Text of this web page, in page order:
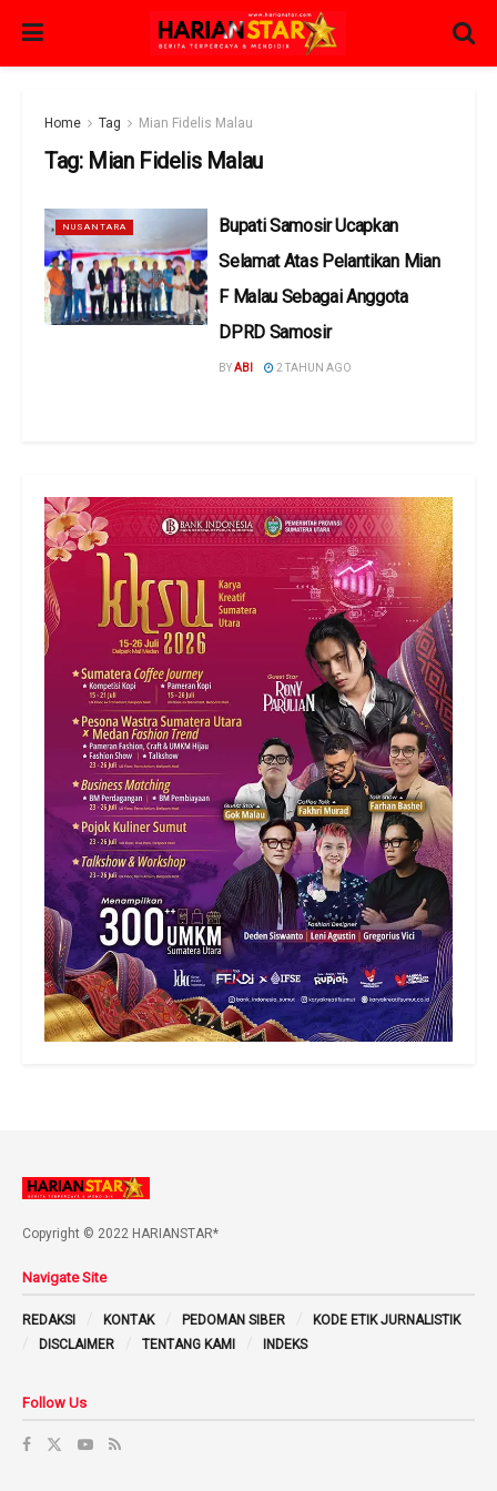
Home Tag Mian Fidelis Malau
Tag: Mian Fidelis Malau
NUSANTARA
Bupati Samosir Ucapkan
Selamat Atas Pelantikan Mian
F Malau Sebagai Anggota
DPRD Samosir
BYABI 2 TAHUN AGO
Copyright © 2022 HARIANSTAR*
Navigate Site
REDAKSI KONTAK PEDOMAN SIBER
KODE ETIK JURNALISTIK
DISCLAIMER
TENTANG KAMI INDEKS
Follow Us